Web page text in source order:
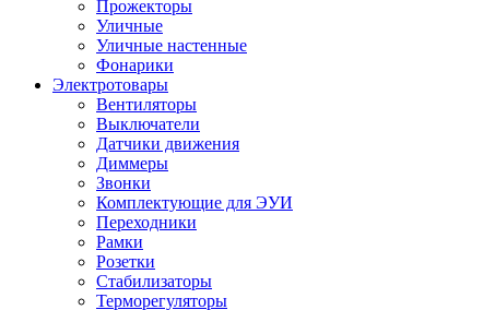
Прожекторы
Уличные
Уличные настенные
Фонарики
Электротовары
Вентиляторы
Выключатели
Датчики движения
Диммеры
Звонки
Комплектующие для ЭУИ
Переходники
Рамки
Розетки
Стабилизаторы
Терморегуляторы